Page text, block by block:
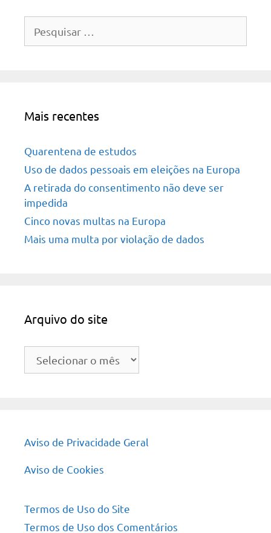
por:
Mais recentes
Quarentena de estudos
Uso de dados pessoais em eleições na Europa
A retirada do consentimento não deve ser
impedida
Cinco novas multas na Europa
Mais uma multa por violação de dados
Arquivo do site
Arquivo
Aviso de Privacidade Geral
Aviso de Cookies
Termos de Uso do Site
Termos de Uso dos Comentários